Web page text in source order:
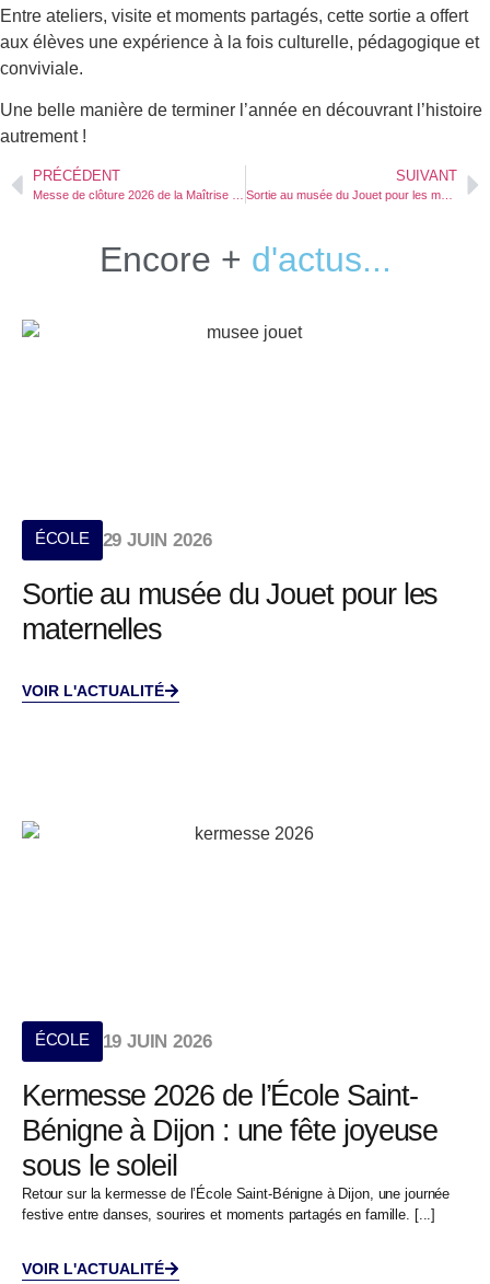
Entre ateliers, visite et moments partagés, cette sortie a offert
aux élèves une expérience à la fois culturelle, pédagogique et
conviviale.
Une belle manière de terminer l’année en découvrant l’histoire
autrement !
PRÉCÉDENT SUIVANT
Sortie au musée du Jouet pour les maternelles
Encore + d'actus...
ÉCOLE 29 JUIN 2026
Sortie au musée du Jouet pour les
maternelles
VOIR L'ACTUALITÉ
ÉCOLE 19 JUIN 2026
Kermesse 2026 de l’École Saint-
Bénigne à Dijon : une fête joyeuse
sous le soleil
Retour sur la kermesse de l’École Saint-Bénigne à Dijon, une journée
festive entre danses, sourires et moments partagés en famille. [...]
VOIR L'ACTUALITÉ